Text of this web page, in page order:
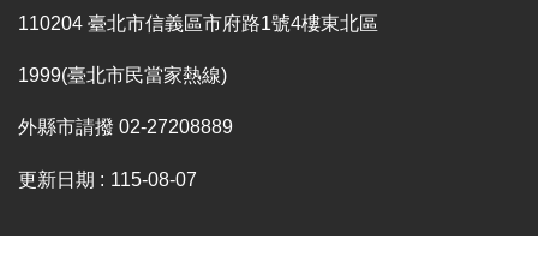
110204 臺北市信義區市府路1號4樓東北區
1999(臺北市民當家熱線)
外縣市請撥 02-27208889
更新日期 115-08-07